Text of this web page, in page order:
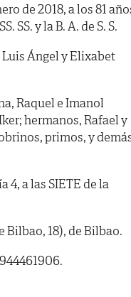
de 2018, a los 81
SS. y la B. A. de S. S.
Ángel y Elixabet
Raquel e Imanol
hermanos, Rafael y
primos, y
4, a las SIETE de la
Bilbao, 18), de Bilbao.